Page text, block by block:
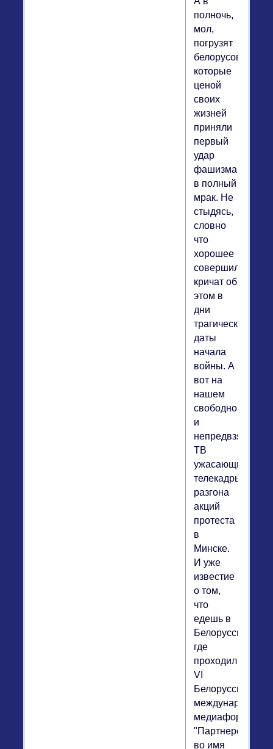
полночь,
мол,
погрузят
белорусов,
которые
ценой
своих
жизней
приняли
первый
удар
фашизма,
в полный
мрак. Не
стыдясь,
словно
что
хорошее
совершили,
кричат об
этом в
дни
трагической
даты
начала
войны. А
вот на
нашем
свободном
и
непредвзятом
ТВ
ужасающие
телекадры
разгона
акций
протеста
в
Минске.
И уже
известие
о том,
что
едешь в
Белоруссию,
где
проходил
VI
Белорусский
международный
медиафорум
"Партнерство
во имя